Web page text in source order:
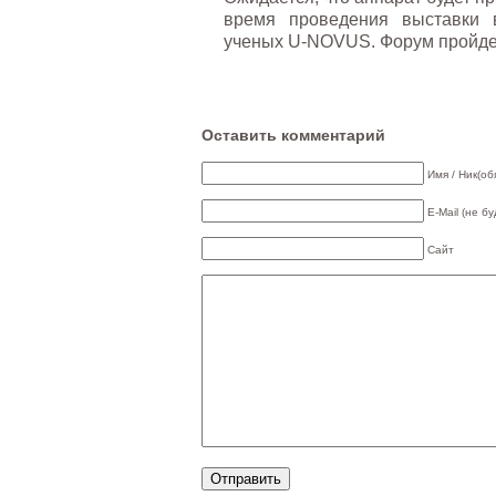
время проведения
ученых U-NOVUS. Форум
Оставить комментарий
Имя /
E-Mail (не
Сайт